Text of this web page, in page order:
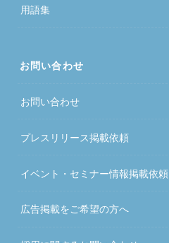
用語集
お問い合わせ
お問い合わせ
プレスリリース掲載依頼
イベント・セミナー情報掲載依頼
広告掲載をご希望の方へ